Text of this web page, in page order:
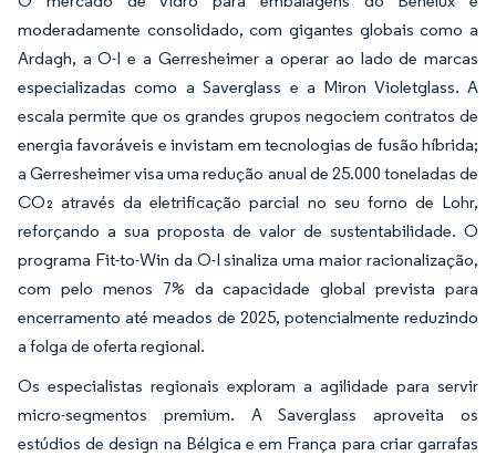
moderadamente consolidado, com gigantes globais como a
Ardagh, a O-I e a Gerresheimer a operar ao lado de marcas
especializadas como a Saverglass e a Miron Violetglass. A
escala permite que os grandes grupos negociem contratos de
energia favoráveis e invistam em tecnologias de fusão híbrida;
a Gerresheimer visa uma redução anual de 25.000 toneladas de
CO₂ através da eletrificação parcial no seu forno de Lohr,
reforçando a sua proposta de valor de sustentabilidade. O
programa Fit-to-Win da O-I sinaliza uma maior racionalização,
com pelo menos 7% da capacidade global prevista para
encerramento até meados de 2025, potencialmente reduzindo
a folga de oferta regional.
Os especialistas regionais exploram a agilidade para servir
micro-segmentos premium. A Saverglass aproveita os
estúdios de design na Bélgica e em França para criar garrafas